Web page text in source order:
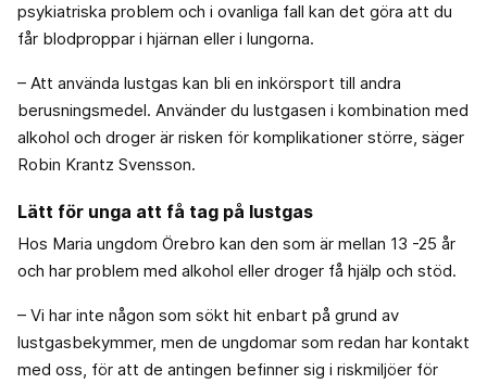
psykiatriska problem och i ovanliga fall kan det göra att du
får blodproppar i hjärnan eller i lungorna.
– Att använda lustgas kan bli en inkörsport till andra
berusningsmedel. Använder du lustgasen i kombination med
alkohol och droger är risken för komplikationer större, säger
Robin Krantz Svensson.
Lätt för unga att få tag på lustgas
Hos Maria ungdom Örebro kan den som är mellan 13 -25 år
och har problem med alkohol eller droger få hjälp och stöd.
– Vi har inte någon som sökt hit enbart på grund av
lustgasbekymmer, men de ungdomar som redan har kontakt
med oss, för att de antingen befinner sig i riskmiljöer för